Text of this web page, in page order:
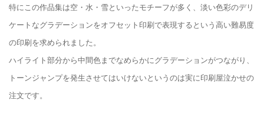
特にこの作品集は空・水・雪といったモチーフが多く、淡い色彩のデリ
ケートなグラデーションをオフセット印刷で表現するという高い難易度
の印刷を求められました。
ハイライト部分から中間色までなめらかにグラデーションがつながり、
トーンジャンプを発生させてはいけないというのは実に印刷屋泣かせの
注文です。